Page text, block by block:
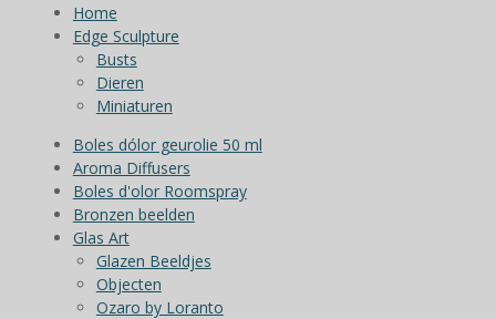
Home
Edge Sculpture
Busts
Dieren
Miniaturen
Boles dólor geurolie 50 ml
Aroma Diffusers
Boles d'olor Roomspray
Bronzen beelden
Glas Art
Glazen Beeldjes
Objecten
Ozaro by Loranto